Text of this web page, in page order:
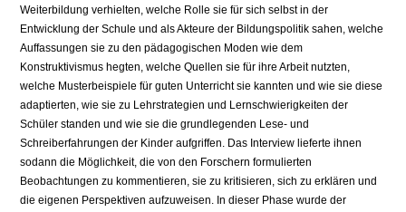
Weiterbildung verhielten, welche Rolle sie für sich selbst in der
Entwicklung der Schule und als Akteure der Bildungspolitik sahen, welche
Auffassungen sie zu den pädagogischen Mo­den wie dem
Konstruktivismus hegten, welche Quellen sie für ihre Arbeit nutzten,
welche Musterbeispiele für guten Unterricht sie kannten und wie sie diese
adaptierten, wie sie zu Lehrstrategien und Lernschwierigkeiten der
Schüler standen und wie sie die grundlegenden Lese- und
Schreiberfahrun­gen der Kinder aufgriffen. Das Interview lieferte ihnen
sodann die Mög­lichkeit, die von den Forschern formulierten
Beobachtungen zu kommentieren, sie zu kritisieren, sich zu erklären und
die eigenen Perspektiven aufzu­weisen. In dieser Phase wurde der